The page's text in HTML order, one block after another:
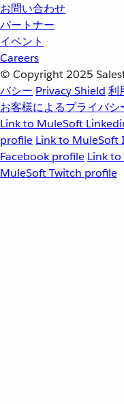
お問い合わせ
パートナー
イベント
Careers
© Copyright 2025
バシー Privacy Shield 利
お客様によるプライバシ
Link to MuleSoft
profile Link to MuleSoft
Facebook profile Link
MuleSoft Twitch profile